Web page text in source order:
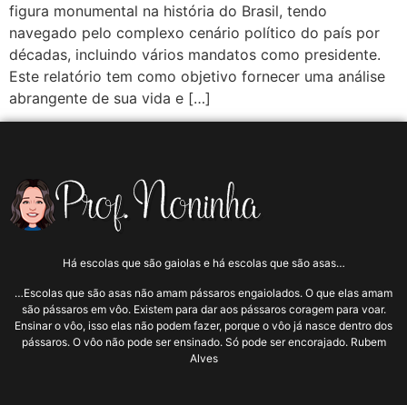
figura monumental na história do Brasil, tendo
navegado pelo complexo cenário político do país por
décadas, incluindo vários mandatos como presidente.
Este relatório tem como objetivo fornecer uma análise
abrangente de sua vida e […]
Há escolas que são gaiolas e há escolas que são asas…
…Escolas que são asas não amam pássaros engaiolados. O que elas amam
são pássaros em vôo. Existem para dar aos pássaros coragem para voar.
Ensinar o vôo, isso elas não podem fazer, porque o vôo já nasce dentro dos
pássaros. O vôo não pode ser ensinado. Só pode ser encorajado. Rubem
Alves